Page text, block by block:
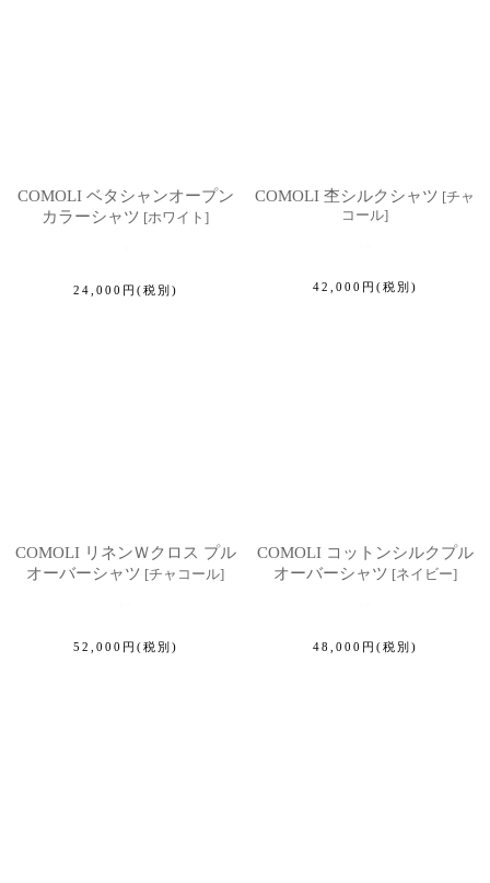
COMOLI ベタシャンオープン
カラーシャツ [ホワイト ]
24,000 円 (税別)
COMOLI 杢シルクシャツ [チャ
コール]
42,000 円 (税別)
COMOLI リネンＷクロス プル
オーバーシャツ [チャコール]
52,000 円 (税別)
COMOLI コットンシルクプル
オーバーシャツ [ネイビー]
48,000 円 (税別)